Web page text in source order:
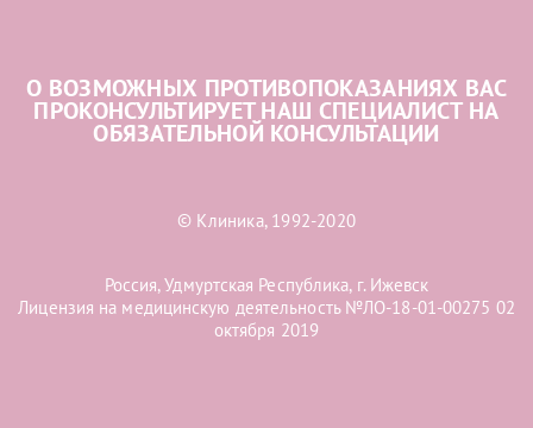
О ВОЗМОЖНЫХ ПРОТИВОПОКАЗАНИЯХ ВАС
ПРОКОНСУЛЬТИРУЕТ НАШ СПЕЦИАЛИСТ НА
ОБЯЗАТЕЛЬНОЙ КОНСУЛЬТАЦИИ
© Клиника, 1992-2020
Россия, Удмуртская Республика, г. Ижевск
Лицензия на медицинскую деятельность №ЛО-18-01-00275 02
октября 2019